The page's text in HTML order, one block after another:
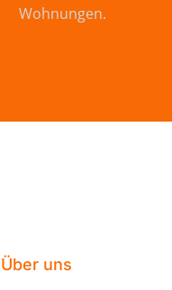
Wohnungen.
Über uns